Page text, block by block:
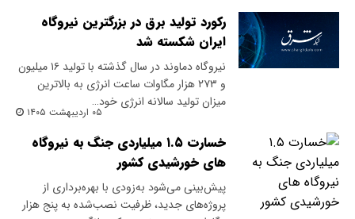
رکورد تولید برق در بزرگترین نیروگاه
ایران شکسته شد
نیروگاه دماوند در سال گذشته با تولید ۱۶ میلیون
و ۲۷۳ هزار مگاوات ساعت انرژی به بالاترین
میزان تولید سالانه انرژی خود…
۰۵ اردیبهشت ۱۴۰۵
خسارت ۱.۵ میلیاردی جنگ به نیروگاه
های خورشیدی کشور
پیش‌بینی می‌شود به‌زودی با بهره‌برداری از
پروژه‌های جدید، ظرفیت نصب‌شده به پنج هزار